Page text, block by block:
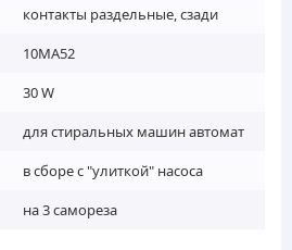
контакты раздельные, сзади
10MA52
30 W
для стиральных машин автомат
в сборе с "улиткой" насоса
на 3 самореза